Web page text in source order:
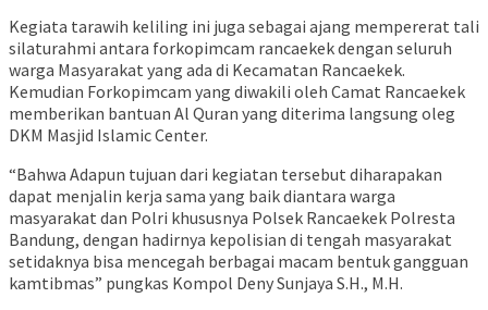
Kegiata tarawih keliling ini juga sebagai ajang mempererat tali
silaturahmi antara forkopimcam rancaekek dengan seluruh
warga Masyarakat yang ada di Kecamatan Rancaekek.
Kemudian Forkopimcam yang diwakili oleh Camat Rancaekek
memberikan bantuan Al Quran yang diterima langsung oleg
DKM Masjid Islamic Center.
“Bahwa Adapun tujuan dari kegiatan tersebut diharapakan
dapat menjalin kerja sama yang baik diantara warga
masyarakat dan Polri khususnya Polsek Rancaekek Polresta
Bandung, dengan hadirnya kepolisian di tengah masyarakat
setidaknya bisa mencegah berbagai macam bentuk gangguan
kamtibmas” pungkas Kompol Deny Sunjaya S.H., M.H.